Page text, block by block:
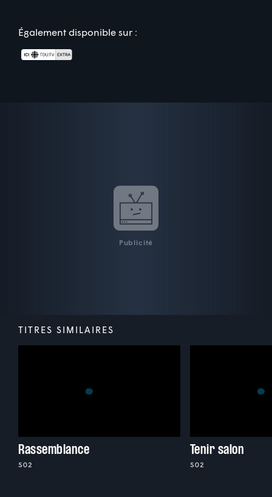
Également disponible sur :
Publicité
TITRES SIMILAIRES
Rassemblance
S02
Tenir salon
S02